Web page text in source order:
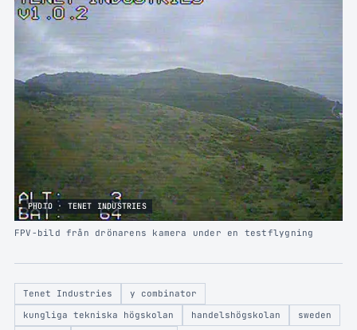
PHOTO · TENET INDUSTRIES
FPV-bild från drönarens kamera under en testflygning
Tenet Industries
y combinator
kungliga tekniska högskolan
handelshögskolan
sweden